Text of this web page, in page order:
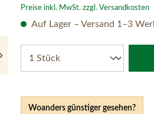
Preise inkl. MwSt. zzgl. Versandkosten
Woanders günstiger gesehen?
Auf Lager – Versand 1–3